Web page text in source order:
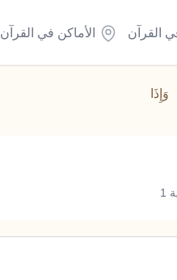
القرآن الأماكن في القرآن
وَإِذَا